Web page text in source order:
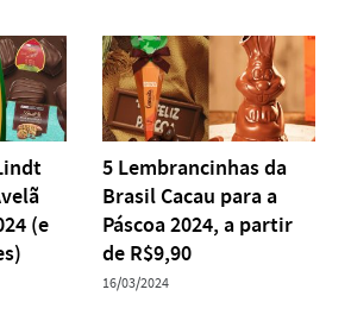
(e
5 Lembrancinhas da
Brasil Cacau para a
Páscoa 2024, a partir
de R$9,90
16/03/2024